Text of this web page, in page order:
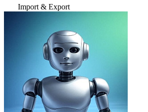
Import & Export